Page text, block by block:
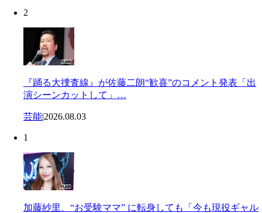
2
『踊る大捜査線』が佐藤二朗“歓喜”のコメント発表「出
演シーンカットして」…
芸能|2026.08.03
1
加藤紗里、“お受験ママ” に転身しても「今も現役ギャル